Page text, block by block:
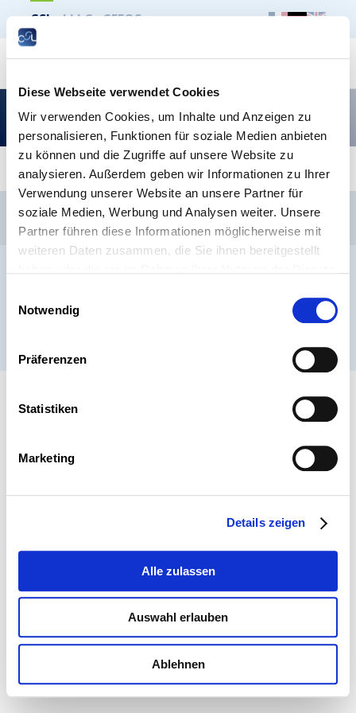
Diese Webseite verwendet Cookies
Wir verwenden Cookies, um Inhalte und Anzeigen zu
personalisieren, Funktionen für soziale Medien anbieten
zu können und die Zugriffe auf unsere Website zu
analysieren. Außerdem geben wir Informationen zu Ihrer
Verwendung unserer Website an unsere Partner für
soziale Medien, Werbung und Analysen weiter. Unsere
Partner führen diese Informationen möglicherweise mit
weiteren Daten zusammen, die Sie ihnen bereitgestellt
Notwendig
Präferenzen
Statistiken
Marketing
Details zeigen
Alle zulassen
Auswahl erlauben
Ablehnen
CSL LLLC CEFOS
évidence sociale face à des prétextes politiques
CSL LLLC
CEFOS
Kontakt
Jobs Anmeldung Newsletter